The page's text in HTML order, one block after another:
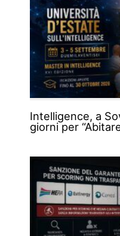
Intelligence, a
giorni per